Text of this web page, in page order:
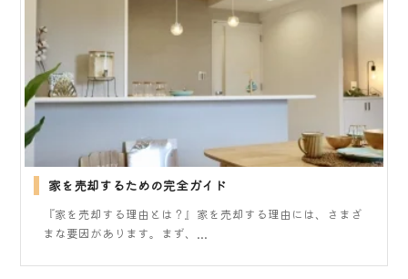
家を売却するための完全ガイド
『家を売却する理由とは？』家を売却する理由には、さまざ
まな要因があります。まず、...